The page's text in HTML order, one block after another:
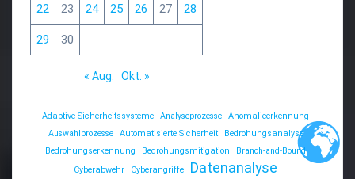
22 23 24 25 26 27 28
29 30
« Aug. Okt. »
Adaptive Sicherheitssysteme Analyseprozesse
Anomalieerkennung
Auswahlprozesse
Automatisierte Sicherheit
Bedrohungsanalyse
Bedrohungserkennung
Bedrohungsmitigation
Branch-and-Bound
Cyberabwehr
Cyberangriffe Datenanalyse